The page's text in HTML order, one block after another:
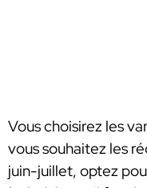
Vous choisirez les
vous souhaitez les
juin-juillet, optez